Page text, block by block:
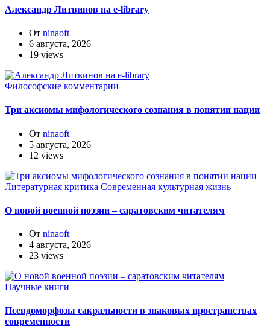
Александр Литвинов на e-library
От ninaoft
6 августа, 2026
19 views
Философские комментарии
Три аксиомы мифологического сознания в понятии нации
От ninaoft
5 августа, 2026
12 views
Литературная критика Современная культурная жизнь
О новой военной поэзии – саратовским читателям
От ninaoft
4 августа, 2026
23 views
Научные книги
Псевдоморфозы сакральности в знаковых пространствах
современности